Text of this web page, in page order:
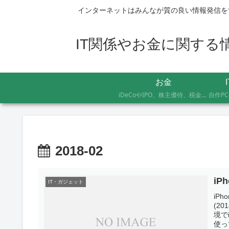
インターネットはみんなが質の良い情報発信
IT関係やお金に関する
お金
iDeCoやIPO、株主優待、税金のお得な支払い方法まで、AFP資格を持つ管理人が実際に体験したお金の記録です。証券会社の手続きにかかった日数や失敗談など、体験した人にしかわからないリアルな情報をお届けします。
2018-02
IT・ガジェット
境
使